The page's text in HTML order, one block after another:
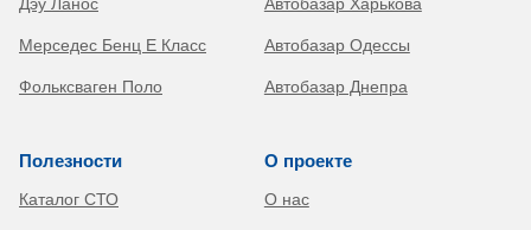
Мерседес Бенц Е Класс
Фольксваген Поло
Автобазар Одессы
Автобазар Днепра
Полезности
Каталог СТО
О проекте
О нас